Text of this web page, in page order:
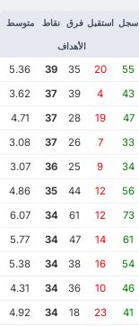
سجل استقبل فرق
الأهداف
نقاط متوسط
55
20
35
39
5.36
43
4
39
37
3.62
47
19
28
37
4.71
33
7
26
37
3.08
34
9
25
36
3.07
56
12
44
35
4.86
73
12
61
34
6.07
61
14
47
34
5.77
54
16
38
34
5.38
46
10
36
34
4.31
41
23
18
34
4.92